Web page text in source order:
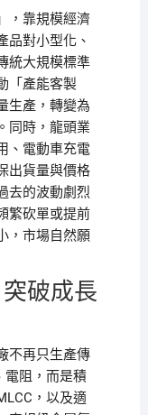
，靠規模經濟
品對小型化、
統大規模標準
「產能客製
生產，轉變為
同時，龍頭業
、電動車充電
出貨量與價格
去的波動劇烈
繁砍單或提前
，市場自然願
破成長
不再只生產傳
電阻，而是積
，以及適